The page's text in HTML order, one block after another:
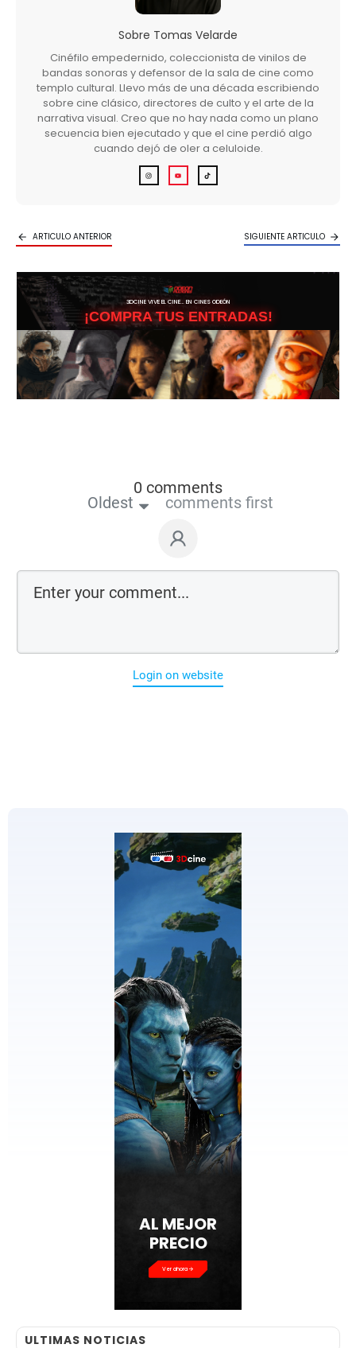
Sobre Tomas Velarde
Cinéfilo empedernido, coleccionista de vinilos de
bandas sonoras y defensor de la sala de cine como
templo cultural. Llevo más de una década escribiendo
sobre cine clásico, directores de culto y el arte de la
narrativa visual. Creo que no hay nada como un plano
secuencia bien ejecutado y que el cine perdió algo
cuando dejó de oler a celuloide.
ARTICULO ANTERIOR SIGUIENTE ARTICULO
3DCINE VIVE EL CINE… EN CINES ODEÓN
¡COMPRA TUS ENTRADAS!
0 comments
Oldest comments first
Login on website
AL MEJOR
PRECIO
Ver ahora
ULTIMAS NOTICIAS